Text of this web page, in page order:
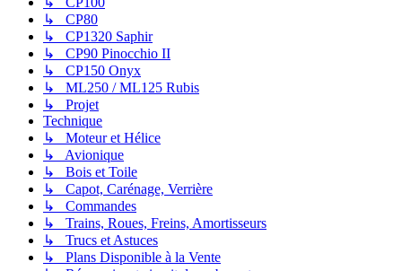
↳ CP80
↳ CP1320 Saphir
↳ CP90 Pinocchio II
↳ CP150 Onyx
↳ ML250 / ML125 Rubis
↳ Projet
Technique
↳ Moteur et Hélice
↳ Avionique
↳ Bois et Toile
↳ Capot, Carénage, Verrière
↳ Commandes
↳ Trains, Roues, Freins, Amortisseurs
↳ Trucs et Astuces
↳ Plans Disponible à la Vente